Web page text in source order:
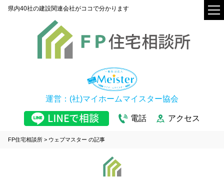
県内40社の建設関連会社がココで分かります
運営：(社)マイホームマイスター協会
電話 アクセス
FP住宅相談所 > ウェブマスター の記事